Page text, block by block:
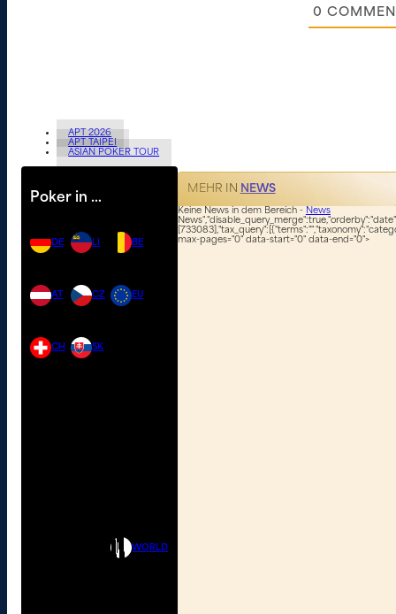
0
APT 2026
APT TAIPEI
ASIAN POKER TOUR
Poker in …
DE
AT
CH
LI
CZ
SK
BE
EU
WORLD
MEHR IN NEWS
Keine News in dem Bereich - News
max-pages="0" data-start="0" data-end="0">